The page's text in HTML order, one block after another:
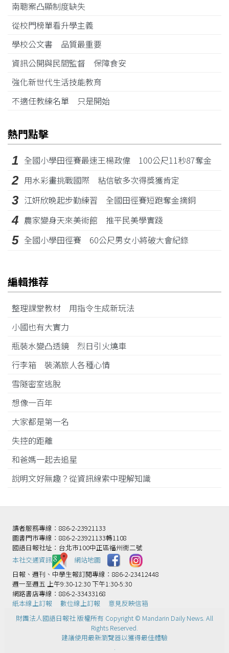
南聰案凸顯制度缺失
從校門榜單看升學主義
學校公文書 品質最重要
資訊公開與民間監督 保障食安
強化新世代生活技能教育
不適任教練名單 只是開始
熱門點擊
1 全國小學田徑賽最速王楊政偉 100公尺11秒87奪金
2 用水彩畫挑戰國際 粘信敏多次得獎獲肯定
3 江姸欣晚起步勤練習 全國田徑賽短跑奪金摘銅
4 農家變身天來美術館 推平民美學實踐
5 全國小學田徑賽 60公尺男女小將破大會紀錄
編輯推荐
整理課堂教材 用指令生成新玩法
小國也有大實力
瓶裝水變凸透鏡 烈日引火燒車
行李箱 裝滿旅人各種心情
雪隧密室逃脫
想像一百年
大家都是第一名
失控的距離
和爸媽一起去追星
說明文好無趣？從資訊線索中理解知識
讀者服務專線：886-2-23921133
圖書門市專線：886-2-23921133轉1108
國語日報社址：台北市100中正區福州街二號
本社交通資訊️
網站地圖
日報、週刊、中學生報訂閱專線：886-2-23412448
週一至週五 上午9:30-12:30 下午1:30-5:30
網路書店專線：886-2-33433168
紙本線上訂報
數位線上訂報
意見反映信箱
財團法人國語日報社 版權所有 Copyright © Mandarin Daily News. All
Rights Reserved.
建議使用最新瀏覽器以獲得最佳體驗
.